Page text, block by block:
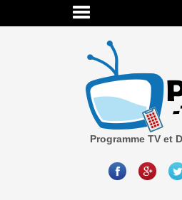
Programme TV et